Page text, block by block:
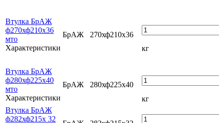
Втулка БрАЖ
ф270хф210х36
мто
Характеристики
БрАЖ
270хф210х36
кг
Втулка БрАЖ
ф280хф225х40
мто
Характеристики
БрАЖ
280хф225х40
кг
Втулка БрАЖ
ф282хф215х 32